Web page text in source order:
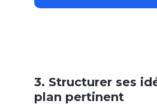
3. Structurer ses
plan pertinent